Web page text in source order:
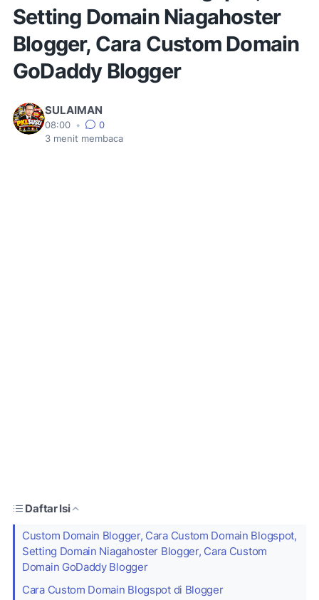
Setting Domain Niagahoster
Blogger, Cara Custom Domain
GoDaddy Blogger
SULAIMAN
08:00 •
0
3 menit membaca
Daftar Isi
Custom Domain Blogger, Cara Custom Domain Blogspot,
Setting Domain Niagahoster Blogger, Cara Custom
Domain GoDaddy Blogger
Cara Custom Domain Blogspot di Blogger